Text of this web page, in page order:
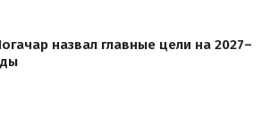
назвал главные цели на 2027–